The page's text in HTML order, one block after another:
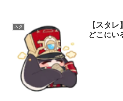
ネタ
【スタ
どこにい